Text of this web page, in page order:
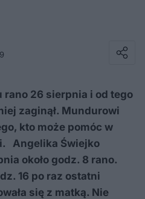
rano 26 sierpnia i od tego
zaginął. Mundurowi
kto może pomóc w
Angelika Świejko
około godz. 8 rano.
16 po raz ostatni
się z matką. Nie